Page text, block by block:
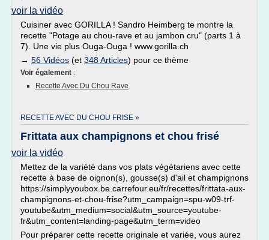
voir la vidéo
Cuisiner avec GORILLA ! Sandro Heimberg te montre la
recette "Potage au chou-rave et au jambon cru" (parts 1 à
7). Une vie plus Ouga-Ouga ! www.gorilla.ch
→ 56 Vidéos (et 348 Articles) pour ce thème
Voir également :
Recette Avec Du Chou Rave
RECETTE AVEC DU CHOU FRISE »
Frittata aux champignons et chou frisé
voir la vidéo
Mettez de la variété dans vos plats végétariens avec cette
recette à base de oignon(s), gousse(s) d'ail et champignons
https://simplyyoubox.be.carrefour.eu/fr/recettes/frittata-aux-
champignons-et-chou-frise?utm_campaign=spu-w09-trf-
youtube&utm_medium=social&utm_source=youtube-
fr&utm_content=landing-page&utm_term=video
Pour préparer cette recette originale et variée, vous aurez